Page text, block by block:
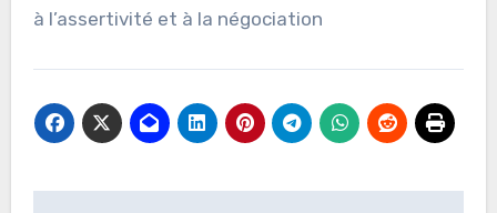
à l’assertivité et à la négociation